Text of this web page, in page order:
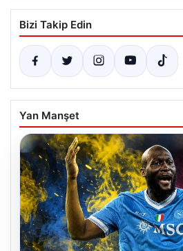
Bizi Takip Edin
Yan Manşet